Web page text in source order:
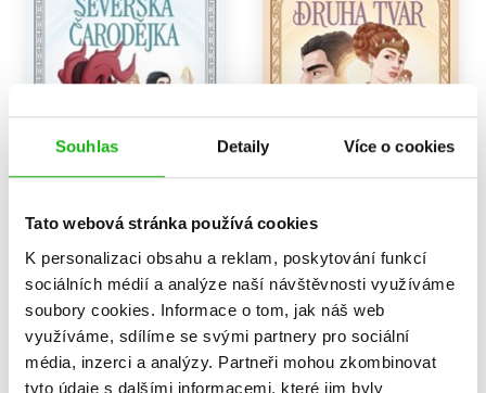
Souhlas Detaily Více o cookies
Tato webová stránka používá cookies
K personalizaci obsahu a reklam, poskytování funkcí
sociálních médií a analýze naší návštěvnosti využíváme
soubory cookies. Informace o tom, jak náš web
využíváme, sdílíme se svými partnery pro sociální
média, inzerci a analýzy. Partneři mohou zkombinovat
tyto údaje s dalšími informacemi, které jim byly
Severská čarodějka
Aneta Hastíková
279 Kč349 Kč
Do košíku
Druhá tvář
Aneta Hastíková
279 Kč349 Kč
Do košíku